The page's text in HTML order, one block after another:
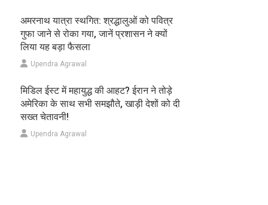
अमरनाथ यात्रा स्थगित: श्रद्धालुओं को पवित्र
गुफा जाने से रोका गया, जानें प्रशासन ने क्यों
लिया यह बड़ा फैसला
Upendra Agrawal
मिडिल ईस्ट में महायुद्ध की आहट? ईरान ने तोड़े
अमेरिका के साथ सभी समझौते, खाड़ी देशों को दी
सख्त चेतावनी!
Upendra Agrawal